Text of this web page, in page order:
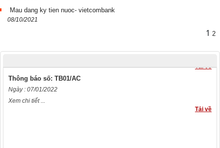
Mau dang ky tien nuoc- vietcombank
08/10/2021
1 2
Xem chi tiết ...
Thông báo số: TB01/AC
Ngày : 07/01/2022
Xem chi tiết ...
Tải về